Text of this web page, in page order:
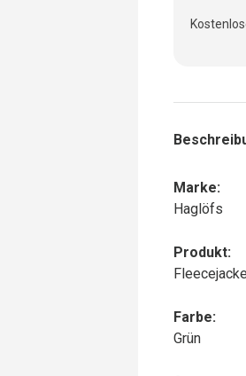
Marke:
Haglöfs
Produkt:
Farbe:
Grün